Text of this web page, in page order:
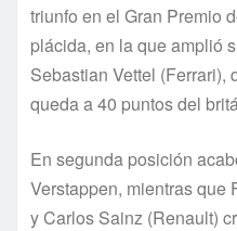
triunfo en el Gran Premio
plácida, en la que amplió
Sebastian Vettel (Ferrari),
queda a 40 puntos del
En segunda posición
Verstappen, mientras que
y Carlos Sainz (Renault)